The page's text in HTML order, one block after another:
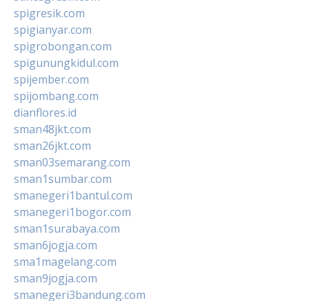
spigresik.com
spigianyar.com
spigrobongan.com
spigunungkidul.com
spijember.com
spijombang.com
dianflores.id
sman48jkt.com
sman26jkt.com
sman03semarang.com
sman1sumbar.com
smanegeri1bantul.com
smanegeri1bogor.com
sman1surabaya.com
sman6jogja.com
sma1magelang.com
sman9jogja.com
smanegeri3bandung.com